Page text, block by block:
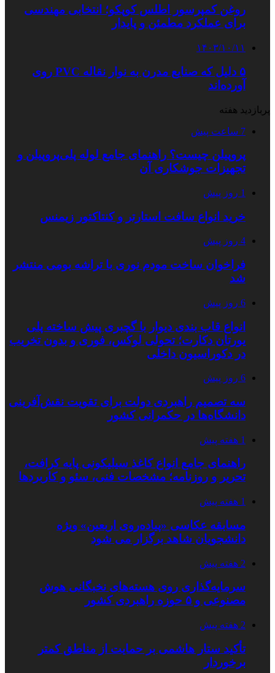
روغن کمپرسور اطلس کوپکو؛ انتخابی مهندسی
برای عملکرد مطمئن و پایدار
۱۴۰۳/۱۰/۱۱
۵ دلیل که صنایع مدرن به نوار نقاله PVC روی
آورده‌اند
پربازدید هفته
7 ساعت پیش
پروپیلن چیست؟ راهنمای جامع لوله پلی‌پروپیلن و
تجهیزات جوشکاری آن
1 روز پیش
خرید انواع سافت استارتر و کنتاکتور زیمنس
4 روز پیش
فراخوان ساخت مودم نوری با تراشه بومی منتشر
شد
6 روز پیش
انواع قاب بندی دیوار با گچبری پیش ساخته پلی
یورتان دکارت؛ تحولی لوکس، فوری و بدون تخریب
در دکوراسیون داخلی
6 روز پیش
سه تصمیم راهبردی دولت برای تقویت نقش‌آفرینی
دانشگاه‌ها در حکمرانی کشور
1 هفته پیش
راهنمای جامع انواع کاغذ سیلیکونی پایه کرافت،
تحریر و روزنامه؛ مشخصات فنی، سئو و کاربردها
1 هفته پیش
مسابقه عکاسی «پیاده‌روی اربعین» ویژه
دانشجویان شاهد برگزار می شود
2 هفته پیش
سرمایه‌گذاری روی هسته‌های نخبگانی هوش
مصنوعی و ۵ حوزه راهبردی کشور
2 هفته پیش
تأکید ستار هاشمی بر حمایت از مناطق کمتر
برخوردار